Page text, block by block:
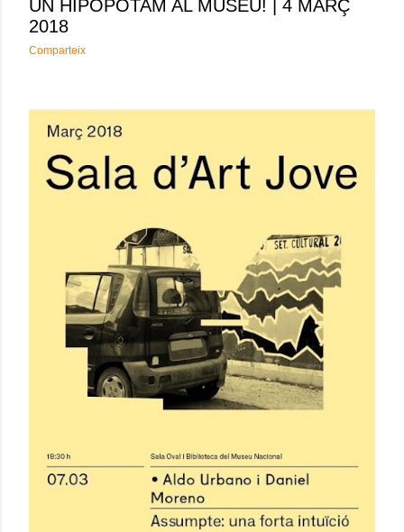
UN HIPOPÒTAM AL MUSEU! | 4 MARÇ
2018
Comparteix